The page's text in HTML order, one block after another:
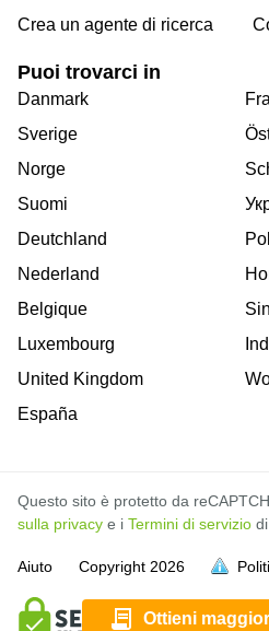
Ottieni
sia piena
sia piena
sia piena
sia piena
sia piena
sia piena
sia piena
sia piena
sia piena
sia piena
sia piena
Crea un agente di ricerca
Puoi trovarci in
Danmark
Sverige
Norge
Suomi
Deutchland
Nederland
Belgique
Luxembourg
United Kingdom
España
Questo sito è protetto da
sulla privacy e i Termini di servizio
Aiuto Copyright 2026